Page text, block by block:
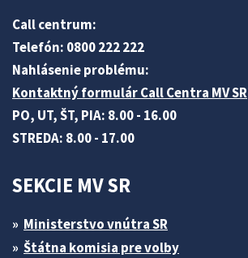
Call centrum:
Telefón: 0800 222 222
Nahlásenie problému:
Kontaktný formulár Call Centra MV SR
PO, UT, ŠT, PIA: 8.00 - 16.00
STREDA: 8.00 - 17.00
SEKCIE MV SR
Ministerstvo vnútra SR
Štátna komisia pre volby